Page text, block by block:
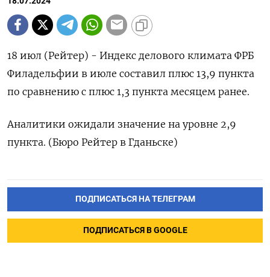
18 июл (Рейтер) - Индекс делового климата ФРБ
Филадельфии в июле составил плюс 13,9 пункта
по сравнению с плюс 1,3 пункта месяцем ранее.
Аналитики ожидали значение на уровне 2,9
пункта. (Бюро Рейтер в Гданьске)
ПОДПИСАТЬСЯ НА ТЕЛЕГРАМ
ПОДПИСАТЬСЯ В GOOGLE